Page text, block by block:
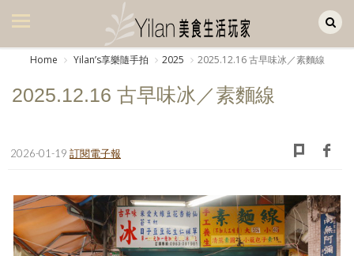
美食集
生活風
書房集
Home Yilanʼs享樂隨手拍 2025 2025.12.16 古早味冰／素麵線
2025.12.16 古早味冰／素麵線
2026-01-19 訂閱電子報